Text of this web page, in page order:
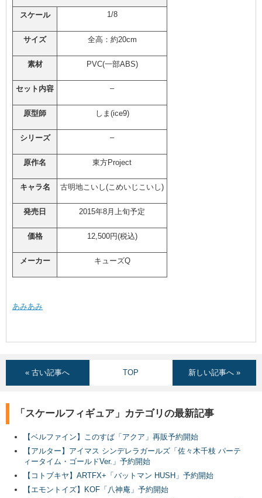
スケール 1/8
サイズ 全高：約20cm
素材 PVC(一部ABS)
セット内容 –
原型師 しま(ice9)
シリーズ –
原作名 東方Project
キャラ名 古明地こいし(こめいじこいし)
発売日 2015年8月上旬予定
価格 12,500円(税込)
メーカー キューズQ
あみあみ
« 古い記事へ TOP 新しい記事へ »
「スケールフィギュア」カテゴリの最新記事
【ベルファイン】このすば「アクア」再販予約開始
【アルター】アイマス シンデレラガールズ「佐々木千枝 パーテ
ィータイム・ゴールドVer.」予約開始
【コトブキヤ】ARTFX+「バットマン HUSH」予約開始
【エモントイズ】KOF「八神庵」予約開始